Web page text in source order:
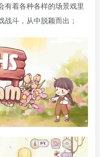
有着各种各样的场景戏里
斗，从中脱颖而出；